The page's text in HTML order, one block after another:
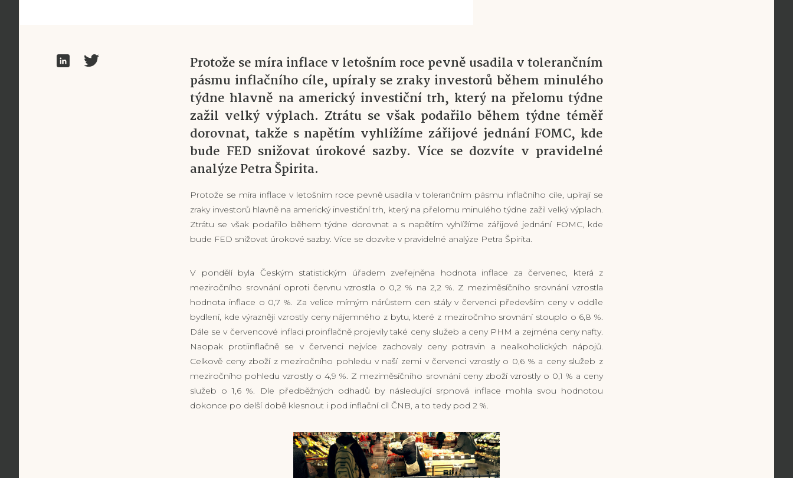
Protože se míra inflace v letošním roce pevně usadila v tolerančním
pásmu inflačního cíle, upíraly se zraky investorů během minulého
týdne hlavně na americký investiční trh, který na přelomu týdne
zažil velký výplach. Ztrátu se však podařilo během týdne téměř
dorovnat, takže s napětím vyhlížíme zářijové jednání FOMC, kde
bude FED snižovat úrokové sazby. Více se dozvíte v pravidelné
analýze Petra Špirita.
Protože se míra inflace v letošním roce pevně usadila v tolerančním pásmu inflačního cíle, upírají se
zraky investorů hlavně na americký investiční trh, který na přelomu minulého týdne zažil velký výplach.
Ztrátu se však podařilo během týdne dorovnat a s napětím vyhlížíme zářijové jednání FOMC, kde
bude FED snižovat úrokové sazby. Více se dozvíte v pravidelné analýze Petra Špirita.
V pondělí byla Českým statistickým úřadem zveřejněna hodnota inflace za červenec, která z
meziročního srovnání oproti červnu vzrostla o 0,2 % na 2,2 %. Z meziměsíčního srovnání vzrostla
hodnota inflace o 0,7 %. Za velice mírným nárůstem cen stály v červenci především ceny v oddíle
bydlení, kde výrazněji vzrostly ceny nájemného z bytu, které z meziročního srovnání stouplo o 6,8 %.
Dále se v červencové inflaci proinflačně projevily také ceny služeb a ceny PHM a zejména ceny nafty.
Naopak protiinflačně se v červenci nejvíce zachovaly ceny potravin a nealkoholických nápojů.
Celkově ceny zboží z meziročního pohledu v naší zemi v červenci vzrostly o 0,6 % a ceny služeb z
meziročního pohledu vzrostly o 4,9 %. Z meziměsíčního srovnání ceny zboží vzrostly o 0,1 % a ceny
služeb o 1,6 %. Dle předběžných odhadů by následující srpnová inflace mohla svou hodnotou
dokonce po delší době klesnout i pod inflační cíl ČNB, a to tedy pod 2 %.